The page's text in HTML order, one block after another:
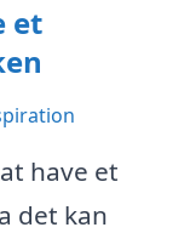
et
have et
det kan